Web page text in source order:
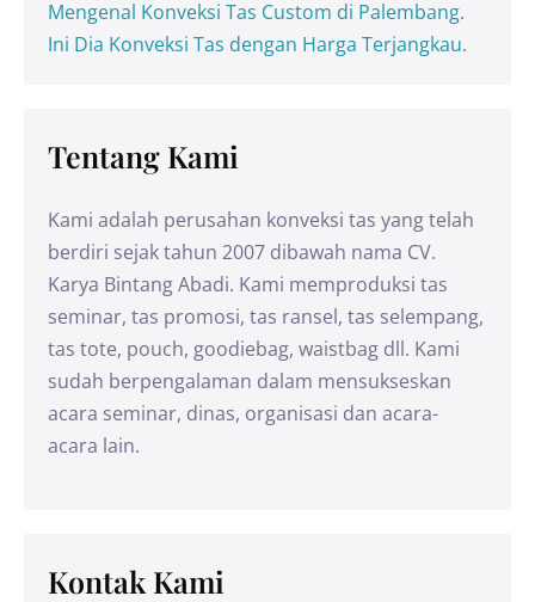
Mengenal Konveksi Tas Custom di Palembang.
Ini Dia Konveksi Tas dengan Harga Terjangkau.
Tentang Kami
Kami adalah perusahan konveksi tas yang telah
berdiri sejak tahun 2007 dibawah nama CV.
Karya Bintang Abadi. Kami memproduksi tas
seminar, tas promosi, tas ransel, tas selempang,
tas tote, pouch, goodiebag, waistbag dll. Kami
sudah berpengalaman dalam mensukseskan
acara seminar, dinas, organisasi dan acara-
acara lain.
Kontak Kami